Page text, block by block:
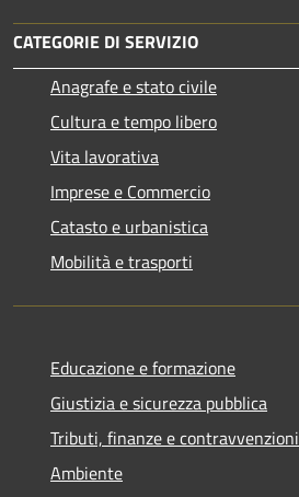
CATEGORIE DI SERVIZIO
Anagrafe e stato civile
Cultura e tempo libero
Vita lavorativa
Imprese e Commercio
Catasto e urbanistica
Mobilità e trasporti
Educazione e formazione
Giustizia e sicurezza pubblica
Tributi, finanze e contravvenzioni
Ambiente